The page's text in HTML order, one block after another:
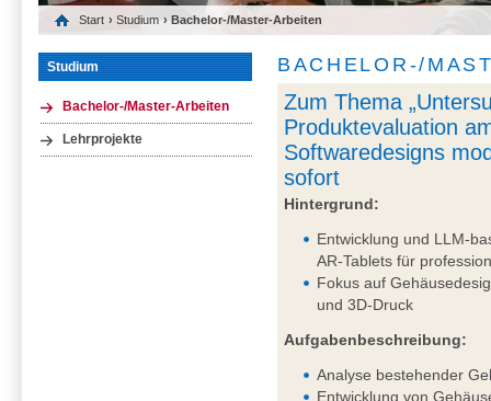
Start ›Studium › Bachelor-/Master-Arbeiten
Studium
Bachelor-/Master-Arbeiten
Lehrprojekte
BACHELOR-/
Zum Thema
Produktevaluation
Softwaredesigns
sofort
Hintergrund:
Entwicklung und LLM-
AR-Tablets für
Fokus auf
und 3D-Druck
Aufgabenbeschreibung:
Analyse bestehender
Entwicklung von